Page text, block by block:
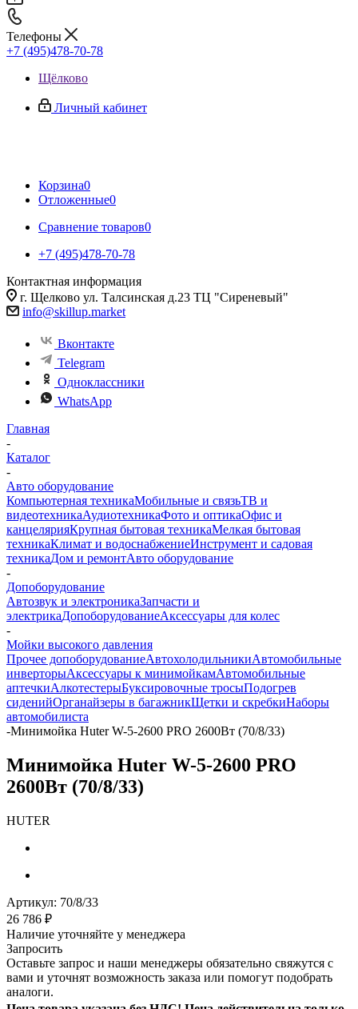
Телефоны
+7 (495)478-70-78
Щёлково
Личный кабинет
Корзина0
Отложенные0
Сравнение товаров0
+7 (495)478-70-78
Контактная информация
г. Щелково ул. Талсинская д.23 ТЦ "Сиреневый"
info@skillup.market
Вконтакте
Telegram
Одноклассники
WhatsApp
Главная
-
Каталог
-
Авто оборудование
Компьютерная техникаМобильные и связьТВ и
видеотехникаАудиотехникаФото и оптикаОфис и
канцелярияКрупная бытовая техникаМелкая бытовая
техникаКлимат и водоснабжениеИнструмент и садовая
техникаДом и ремонтАвто оборудование
-
Допоборудование
Автозвук и электроникаЗапчасти и
электрикаДопоборудованиеАксессуары для колес
-
Мойки высокого давления
Прочее допоборудованиеАвтохолодильникиАвтомобильные
инверторыАксессуары к минимойкамАвтомобильные
аптечкиАлкотестерыБуксировочные тросыПодогрев
сиденийОрганайзеры в багажникЩетки и скребкиНаборы
автомобилиста
-Минимойка Huter W-5-2600 PRO 2600Вт (70/8/33)
Минимойка Huter W-5-2600 PRO
2600Вт (70/8/33)
HUTER
Артикул: 70/8/33
26 786 ₽
Наличие уточняйте у менеджера
Запросить
Оставьте запрос и наши менеджеры обязательно свяжутся с
вами и уточнят возможность заказа или помогут подобрать
аналоги.